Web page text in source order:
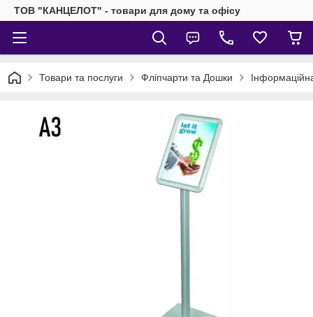
ТОВ "КАНЦЕЛОТ" - товари для дому та офісу
Товари та послуги Фліпчарти та Дошки